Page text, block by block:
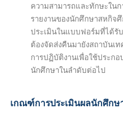
ความสามารถและทักษะใน
รายงานของนักศึกษาสหกิ
ประเมินในแบบฟอร์มที่ได้รั
ต้องจัดส่งคืนมายังสถาบัน
การปฏิบัติงานเพื่อใช้ประก
นักศึกษาในลำดับต่อไป
เกณฑ์การประเมินผลนักศึกษ